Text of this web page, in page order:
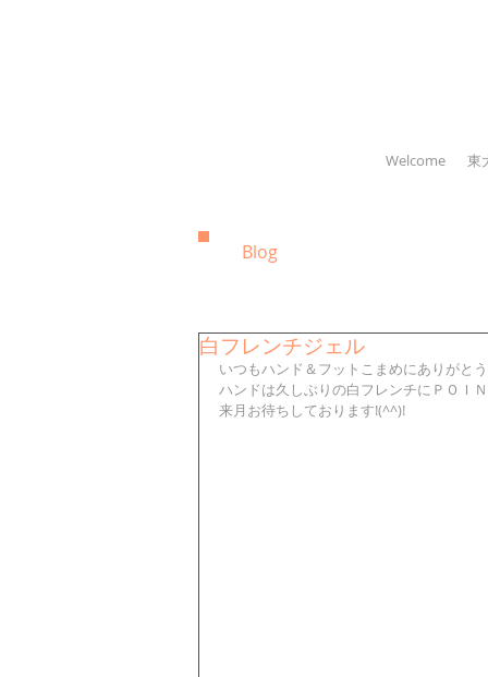
Welcome 東
Blog
白フレンチジェル
いつもハンド＆フットこまめにありがと
ハンドは久しぶりの白フレンチにＰＯＩ
来月お待ちしております!(^^)!